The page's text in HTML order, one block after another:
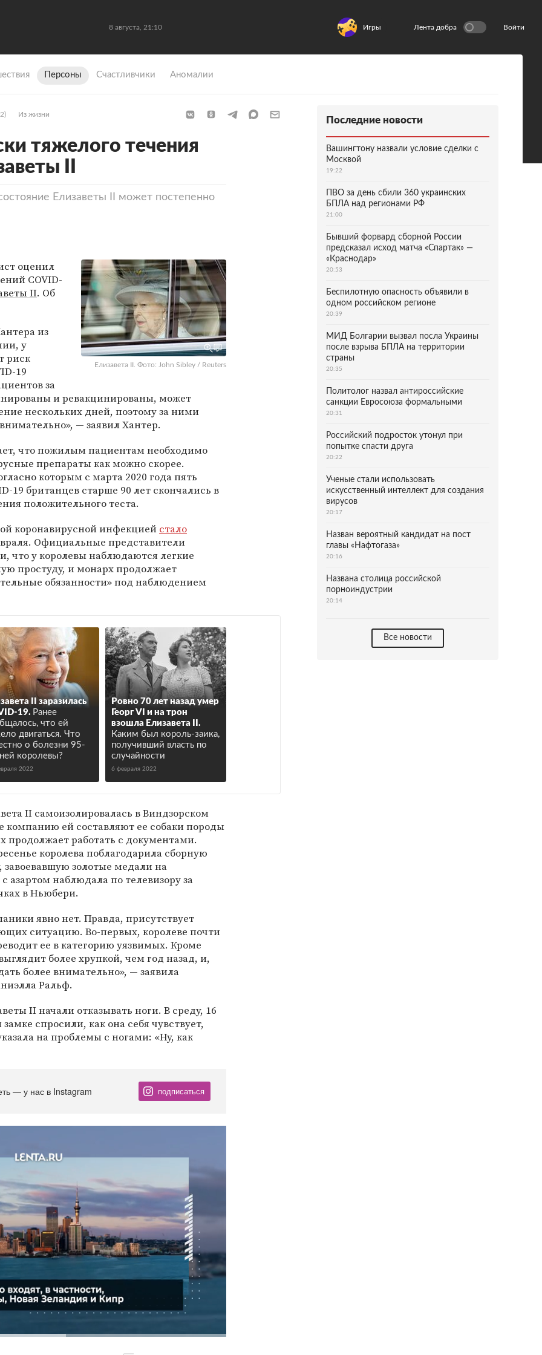
8 августа, 21:10 Игры Лента добра Войти
Персоны Счастливчики Аномалии
Из жизни
тяжелого течения
II
Елизаветы II может постепенно
Елизавета II. Фото: John Sibley / Reuters
оценил
COVID-
II. Об
из
у
риск
19
за
и ревакцинированы, может
нескольких дней, поэтому за ними
— заявил Хантер.
что пожилым пациентам необходимо
препараты как можно скорее.
которым с марта 2020 года пять
19 британцев старше 90 лет скончались в
положительного теста.
коронавирусной инфекцией стало
Официальные представители
что у королевы наблюдаются легкие
простуду, и монарх продолжает
обязанности» под наблюдением
II заразилась
19. Ранее
что ей
двигаться. Что
о болезни 95-
королевы?
2022
Ровно 70 лет назад умер
Георг VI и на трон
взошла Елизавета II.
Каким был король-заика,
получивший власть по
случайности
6 февраля 2022
II самоизолировалась в Виндзорском
компанию ей составляют ее собаки породы
работать с документами.
королева поблагодарила сборную
золотые медали на
азартом наблюдала по телевизору за
в Ньюбери.
явно нет. Правда, присутствует
ситуацию. Во-первых, королеве почти
ее в категорию уязвимых. Кроме
более хрупкой, чем год назад, и,
более внимательно», — заявила
Ральф.
II начали отказывать ноги. В среду, 16
спросили, как она себя чувствует,
на проблемы с ногами: «Ну, как
— у нас в Instagram подписаться
Последние новости
Вашингтону назвали условие сделки с
Москвой
19:22
ПВО за день сбили 360 украинских
БПЛА над регионами РФ
21:00
Бывший форвард сборной России
предсказал исход матча «Спартак» —
«Краснодар»
20:53
Беспилотную опасность объявили в
одном российском регионе
20:39
МИД Болгарии вызвал посла Украины
после взрыва БПЛА на территории
страны
20:35
Политолог назвал антироссийские
санкции Евросоюза формальными
20:31
Российский подросток утонул при
попытке спасти друга
20:22
Ученые стали использовать
искусственный интеллект для создания
вирусов
20:17
Назван вероятный кандидат на пост
главы «Нафтогаза»
20:16
Названа столица российской
порноиндустрии
20:14
Все новости